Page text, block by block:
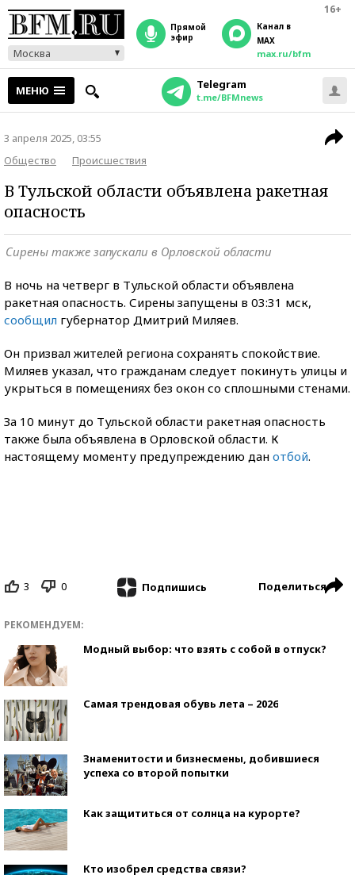
16+
Москва
прямой
эфир
Канал в
MAX
max.ru/bfm
МЕНЮ Telegram
t.me/BFMnews
3 апреля 2025, 03:55
Общество
Происшествия
В Тульской области объявлена ракетная
опасность
Сирены также запускали в Орловской области
В ночь на четверг в Тульской области объявлена
ракетная опасность. Сирены запущены в 03:31 мск,
сообщил губернатор Дмитрий Миляев.
Он призвал жителей региона сохранять спокойствие.
Миляев указал, что гражданам следует покинуть улицы и
укрыться в помещениях без окон со сплошными стенами.
За 10 минут до Тульской области ракетная опасность
также была объявлена в Орловской области. К
настоящему моменту предупреждению дан отбой.
3 0 Подпишись Поделиться
РЕКОМЕНДУЕМ:
Модный выбор: что взять с собой в отпуск?
Самая трендовая обувь лета – 2026
Знаменитости и бизнесмены, добившиеся
успеха со второй попытки
Как защититься от солнца на курорте?
Кто изобрел средства связи?